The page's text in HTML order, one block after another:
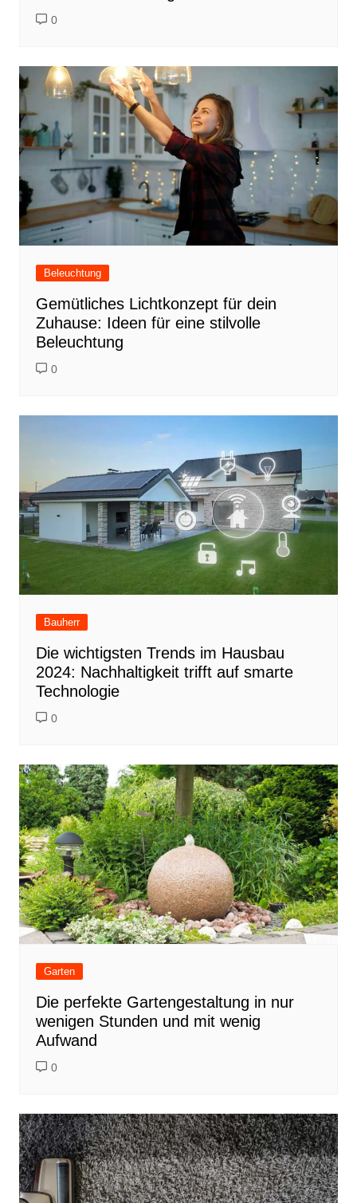
0
Beleuchtung
Gemütliches Lichtkonzept für dein
Zuhause: Ideen für eine stilvolle
Beleuchtung
0
Bauherr
Die wichtigsten Trends im Hausbau
2024: Nachhaltigkeit trifft auf smarte
Technologie
0
Garten
Die perfekte Gartengestaltung in nur
wenigen Stunden und mit wenig
Aufwand
0